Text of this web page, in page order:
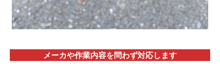
メーカや作業内容を問わず対応します